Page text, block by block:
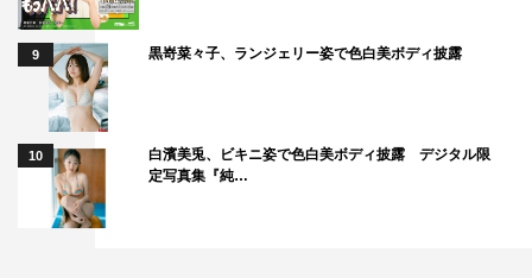
9 黒嵜菜々子、ランジェリー姿で色白美ボディ披露
10
白濱美兎、ビキニ姿で色白美ボディ披露 デジタル限
定写真集『純…